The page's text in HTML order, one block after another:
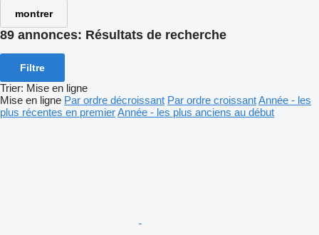
montrer
89 annonces: Résultats de recherche
Filtre
Trier: Mise en ligne
Mise en ligne Par ordre décroissant Par ordre croissantAnnée - les
plus récentes en premierAnnée - les plus anciens au début